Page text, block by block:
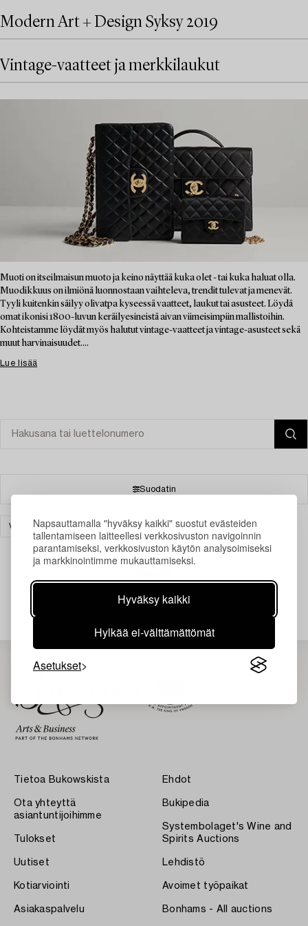
Napsauttamalla "hyväksy kaikki" suostut evästeiden
tallentamiseen laitteellesi verkkosivuston navigoinnin
parantamiseksi, verkkosivuston käytön analysoimiseksi
ja markkinointimme mukauttamiseksi.
Hyväksy kaikki
Hylkää ei-välttämättömät
Asetukset
Modern Art + Design Syksy 2019
Vintage-vaatteet ja merkkilaukut
Muoti on itseilmaisun muoto ja keino näyttää kuka olet - tai kuka haluat olla.
Muodikkuus on ilmiönä luonnostaan vaihteleva, trendit tulevat ja menevät.
Tyyli kuitenkin säilyy olivatpa kyseessä vaatteet, laukut tai asusteet. Löydä
omat ikonisi 1800-luvun keräilyesineistä aivan viimeisimpiin mallistoihin.
Kohteistamme löydät myös halutut vintage-vaatteet ja vintage-asusteet sekä
muut harvinaisuudet....
Lue lisää
Suodatin
VINTAGE & FASHION TYHJENNÄ KAIKKI
Tietoa Bukowskista
Ota yhteyttä
asiantuntijoihimme
Tulokset
Uutiset
Kotiarviointi
Asiakaspalvelu
Ehdot
Bukipedia
Systembolaget's Wine and
Spirits Auctions
Lehdistö
Avoimet työpaikat
Bonhams - All auctions